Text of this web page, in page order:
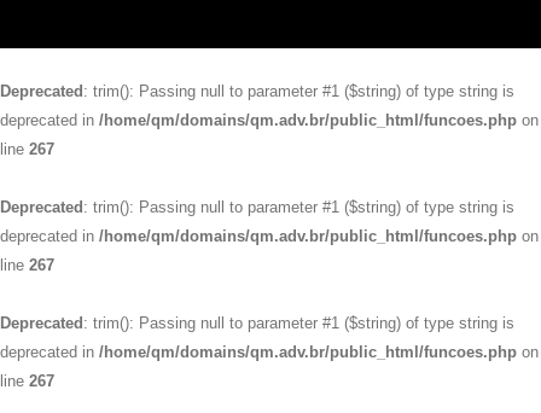
Deprecated : trim(): Passing null to parameter #1 ($string) of type string is
deprecated in /home/qm/domains/qm.adv.br/public_html/funcoes.php on
line 267
Deprecated : trim(): Passing null to parameter #1 ($string) of type string is
deprecated in /home/qm/domains/qm.adv.br/public_html/funcoes.php on
line 267
Deprecated : trim(): Passing null to parameter #1 ($string) of type string is
deprecated in /home/qm/domains/qm.adv.br/public_html/funcoes.php on
line 267